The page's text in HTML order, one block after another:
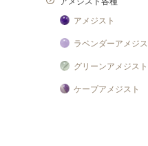
アメジスト
ラベンダーアメジス
グリーンアメジスト
ケープアメジスト